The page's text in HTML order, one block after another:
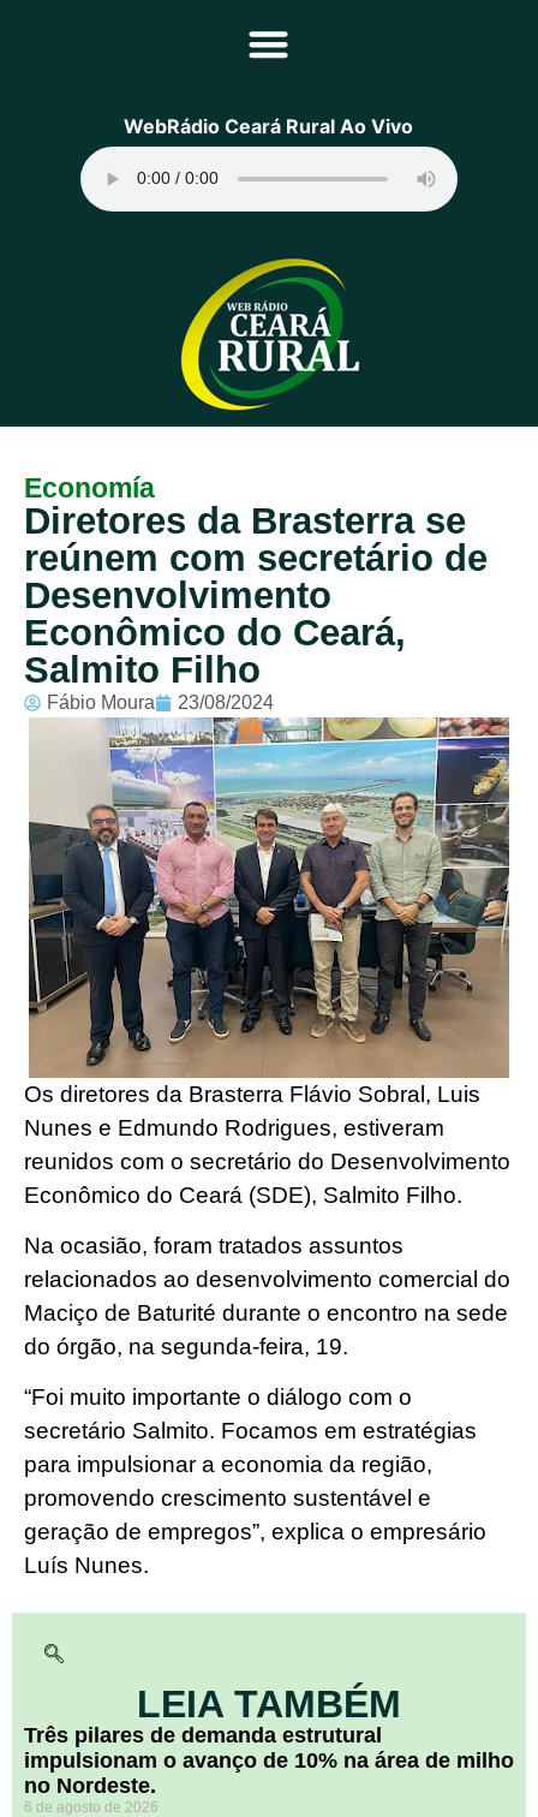
Principal
Programação
Equipe
Contato
Sobre
WebRádio Ceará Rural Ao Vivo
Economía
Diretores da Brasterra se
reúnem com secretário de
Desenvolvimento
Econômico do Ceará,
Salmito Filho
Fábio Moura 23/08/2024
Os diretores da Brasterra Flávio Sobral, Luis
Nunes e Edmundo Rodrigues, estiveram
reunidos com o secretário do Desenvolvimento
Econômico do Ceará (SDE), Salmito Filho.
Na ocasião, foram tratados assuntos
relacionados ao desenvolvimento comercial do
Maciço de Baturité durante o encontro na sede
do órgão, na segunda-feira, 19.
“Foi muito importante o diálogo com o
secretário Salmito. Focamos em estratégias
para impulsionar a economia da região,
promovendo crescimento sustentável e
geração de empregos”, explica o empresário
Luís Nunes.
LEIA TAMBÉM
​Três pilares de demanda estrutural
impulsionam o avanço de 10% na área de milho
no Nordeste.
6 de agosto de 2026